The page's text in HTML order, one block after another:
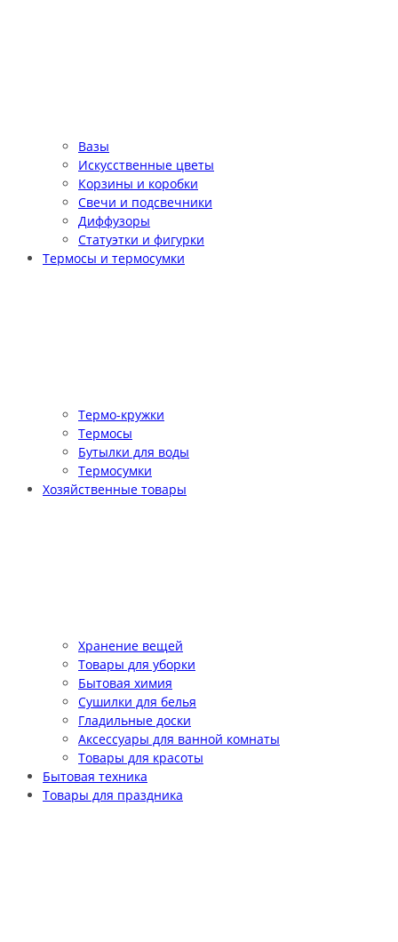
Вазы
Искусственные цветы
Корзины и коробки
Свечи и подсвечники
Диффузоры
Статуэтки и фигурки
Термосы и термосумки
Термо-кружки
Термосы
Бутылки для воды
Термосумки
Хозяйственные товары
Хранение вещей
Товары для уборки
Бытовая химия
Сушилки для белья
Гладильные доски
Аксессуары для ванной комнаты
Товары для красоты
Бытовая техника
Товары для праздника